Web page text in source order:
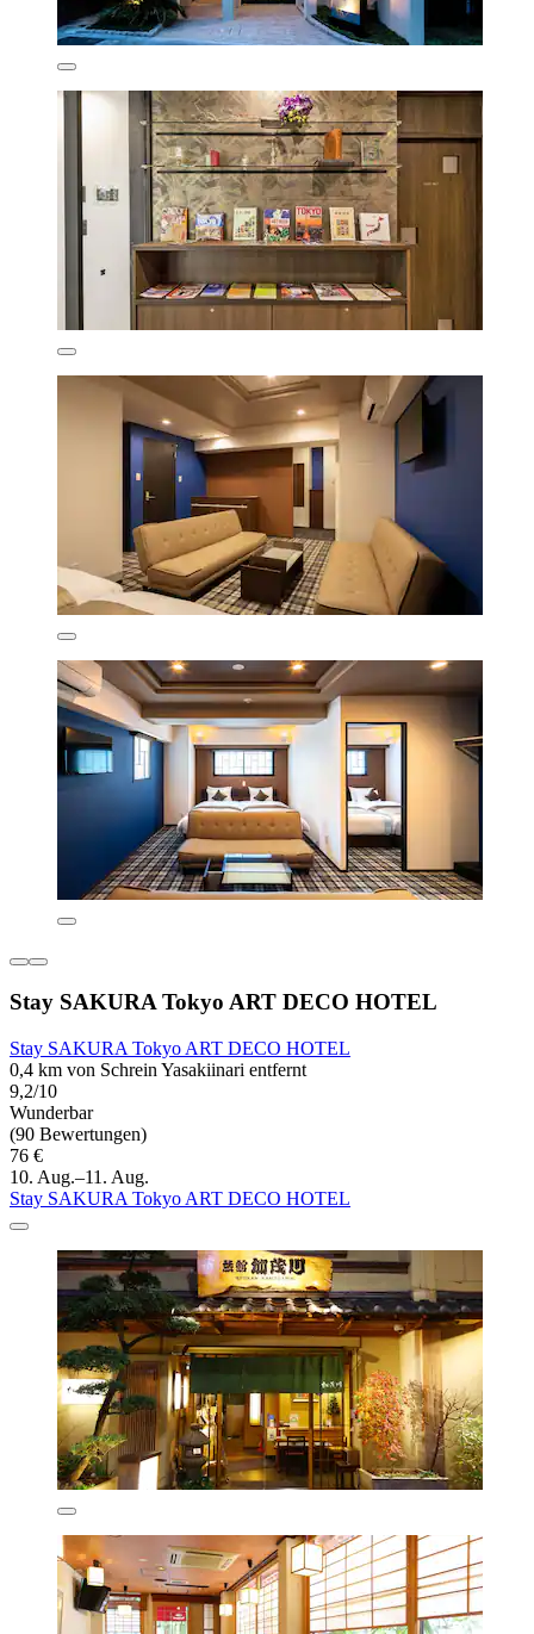
Stay SAKURA Tokyo ART DECO HOTEL
Stay SAKURA Tokyo ART DECO HOTEL
0,4 km von Schrein Yasakiinari entfernt
9,2/10
Wunderbar
(90 Bewertungen)
76 €
10. Aug.–11. Aug.
Stay SAKURA Tokyo ART DECO HOTEL